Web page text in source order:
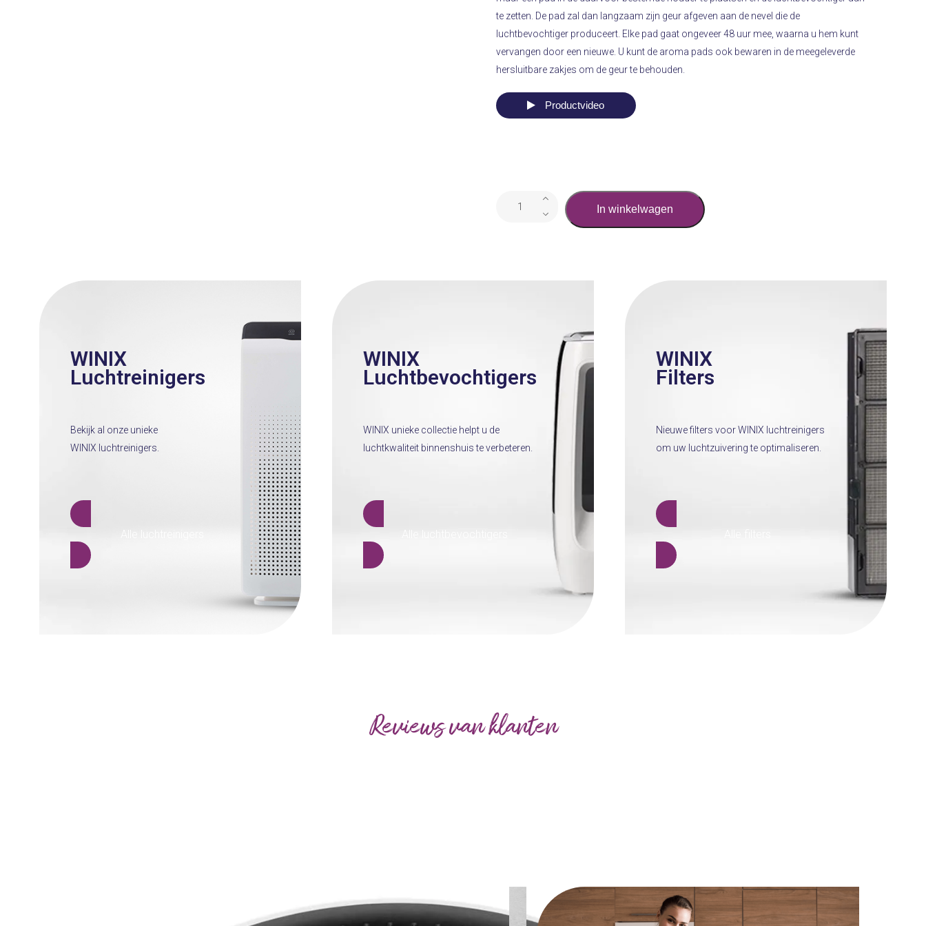
te zetten. De pad zal dan langzaam zijn geur afgeven aan de nevel die de
luchtbevochtiger produceert. Elke pad gaat ongeveer 48 uur mee, waarna u hem kunt
vervangen door een nieuwe. U kunt de aroma pads ook bewaren in de meegeleverde
hersluitbare zakjes om de geur te behouden.
Productvideo
Luchtbevochtiger
L500aromapads
In winkelwagen
WINIX
Luchtreinigers
Bekijk al onze unieke
WINIX luchtreinigers.
WINIX
Luchtbevochtigers
WINIX unieke collectie helpt u de
luchtkwaliteit binnenshuis te verbeteren.
WINIX
Filters
Nieuwe filters voor WINIX luchtreinigers
om uw luchtzuivering te optimaliseren.
Reviews van klanten
the